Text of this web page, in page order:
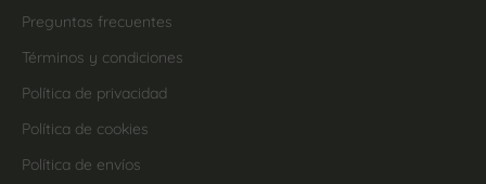
Preguntas frecuentes
Términos y condiciones
Política de privacidad
Política de cookies
Política de envíos